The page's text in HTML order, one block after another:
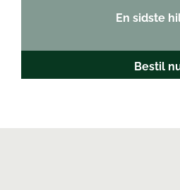
En sidste
Bestil